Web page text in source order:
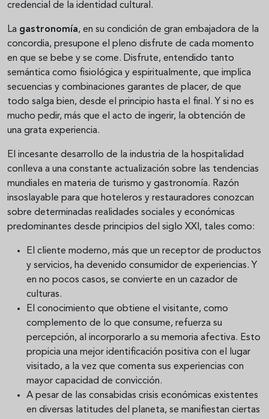
credencial de la identidad cultural.
La gastronomía, en su condición de gran embajadora de la
concordia, presupone el pleno disfrute de cada momento
en que se bebe y se come. Disfrute, entendido tanto
semántica como fisiológica y espiritualmente, que implica
secuencias y combinaciones garantes de placer, de que
todo salga bien, desde el principio hasta el final. Y si no es
mucho pedir, más que el acto de ingerir, la obtención de
una grata experiencia.
El incesante desarrollo de la industria de la hospitalidad
conlleva a una constante actualización sobre las tendencias
mundiales en materia de turismo y gastronomía. Razón
insoslayable para que hoteleros y restauradores conozcan
sobre determinadas realidades sociales y económicas
predominantes desde principios del siglo XXI, tales como:
El cliente moderno, más que un receptor de productos
y servicios, ha devenido consumidor de experiencias. Y
en no pocos casos, se convierte en un cazador de
culturas.
El conocimiento que obtiene el visitante, como
complemento de lo que consume, refuerza su
percepción, al incorporarlo a su memoria afectiva. Esto
propicia una mejor identificación positiva con el lugar
visitado, a la vez que comenta sus experiencias con
mayor capacidad de convicción.
A pesar de las consabidas crisis económicas existentes
en diversas latitudes del planeta, se manifiestan ciertas